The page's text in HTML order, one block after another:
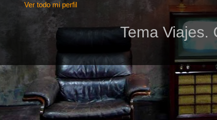
Ver todo mi perfil
Tema